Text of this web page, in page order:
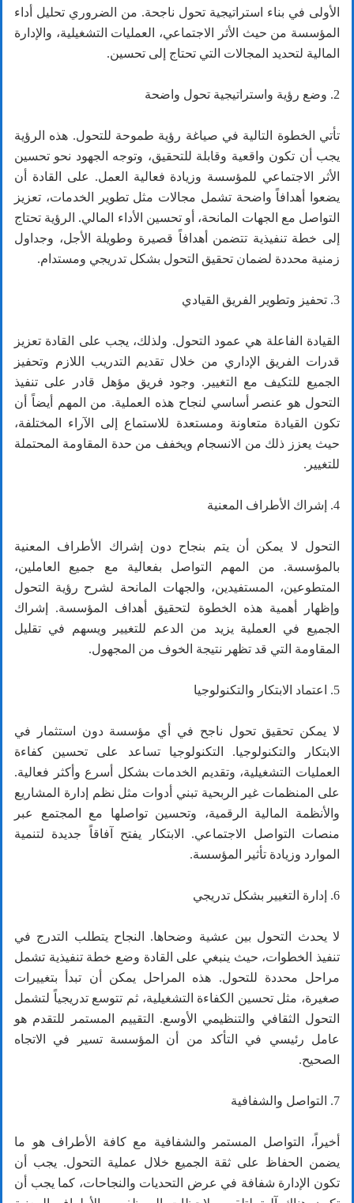
الأولى في بناء استراتيجية تحول ناجحة. من الضروري تحليل أداء
المؤسسة من حيث الأثر الاجتماعي، العمليات التشغيلية، والإدارة
المالية لتحديد المجالات التي تحتاج إلى تحسين.
2. وضع رؤية واستراتيجية تحول واضحة
تأتي الخطوة التالية في صياغة رؤية طموحة للتحول. هذه الرؤية
يجب أن تكون واقعية وقابلة للتحقيق، وتوجه الجهود نحو تحسين
الأثر الاجتماعي للمؤسسة وزيادة فعالية العمل. على القادة أن
يضعوا أهدافاً واضحة تشمل مجالات مثل تطوير الخدمات، تعزيز
التواصل مع الجهات المانحة، أو تحسين الأداء المالي. الرؤية تحتاج
إلى خطة تنفيذية تتضمن أهدافاً قصيرة وطويلة الأجل، وجداول
زمنية محددة لضمان تحقيق التحول بشكل تدريجي ومستدام.
3. تحفيز وتطوير الفريق القيادي
القيادة الفاعلة هي عمود التحول. ولذلك، يجب على القادة تعزيز
قدرات الفريق الإداري من خلال تقديم التدريب اللازم وتحفيز
الجميع للتكيف مع التغيير. وجود فريق مؤهل قادر على تنفيذ
التحول هو عنصر أساسي لنجاح هذه العملية. من المهم أيضاً أن
تكون القيادة متعاونة ومستعدة للاستماع إلى الآراء المختلفة،
حيث يعزز ذلك من الانسجام ويخفف من حدة المقاومة المحتملة
للتغيير.
4. إشراك الأطراف المعنية
التحول لا يمكن أن يتم بنجاح دون إشراك الأطراف المعنية
بالمؤسسة. من المهم التواصل بفعالية مع جميع العاملين،
المتطوعين، المستفيدين، والجهات المانحة لشرح رؤية التحول
وإظهار أهمية هذه الخطوة لتحقيق أهداف المؤسسة. إشراك
الجميع في العملية يزيد من الدعم للتغيير ويسهم في تقليل
المقاومة التي قد تظهر نتيجة الخوف من المجهول.
5. اعتماد الابتكار والتكنولوجيا
لا يمكن تحقيق تحول ناجح في أي مؤسسة دون استثمار في
الابتكار والتكنولوجيا. التكنولوجيا تساعد على تحسين كفاءة
العمليات التشغيلية، وتقديم الخدمات بشكل أسرع وأكثر فعالية.
على المنظمات غير الربحية تبني أدوات مثل نظم إدارة المشاريع
والأنظمة المالية الرقمية، وتحسين تواصلها مع المجتمع عبر
منصات التواصل الاجتماعي. الابتكار يفتح آفاقاً جديدة لتنمية
الموارد وزيادة تأثير المؤسسة.
6. إدارة التغيير بشكل تدريجي
لا يحدث التحول بين عشية وضحاها. النجاح يتطلب التدرج في
تنفيذ الخطوات، حيث ينبغي على القادة وضع خطة تنفيذية تشمل
مراحل محددة للتحول. هذه المراحل يمكن أن تبدأ بتغييرات
صغيرة، مثل تحسين الكفاءة التشغيلية، ثم تتوسع تدريجياً لتشمل
التحول الثقافي والتنظيمي الأوسع. التقييم المستمر للتقدم هو
عامل رئيسي في التأكد من أن المؤسسة تسير في الاتجاه
الصحيح.
7. التواصل والشفافية
أخيراً، التواصل المستمر والشفافية مع كافة الأطراف هو ما
يضمن الحفاظ على ثقة الجميع خلال عملية التحول. يجب أن
تكون الإدارة شفافة في عرض التحديات والنجاحات، كما يجب أن